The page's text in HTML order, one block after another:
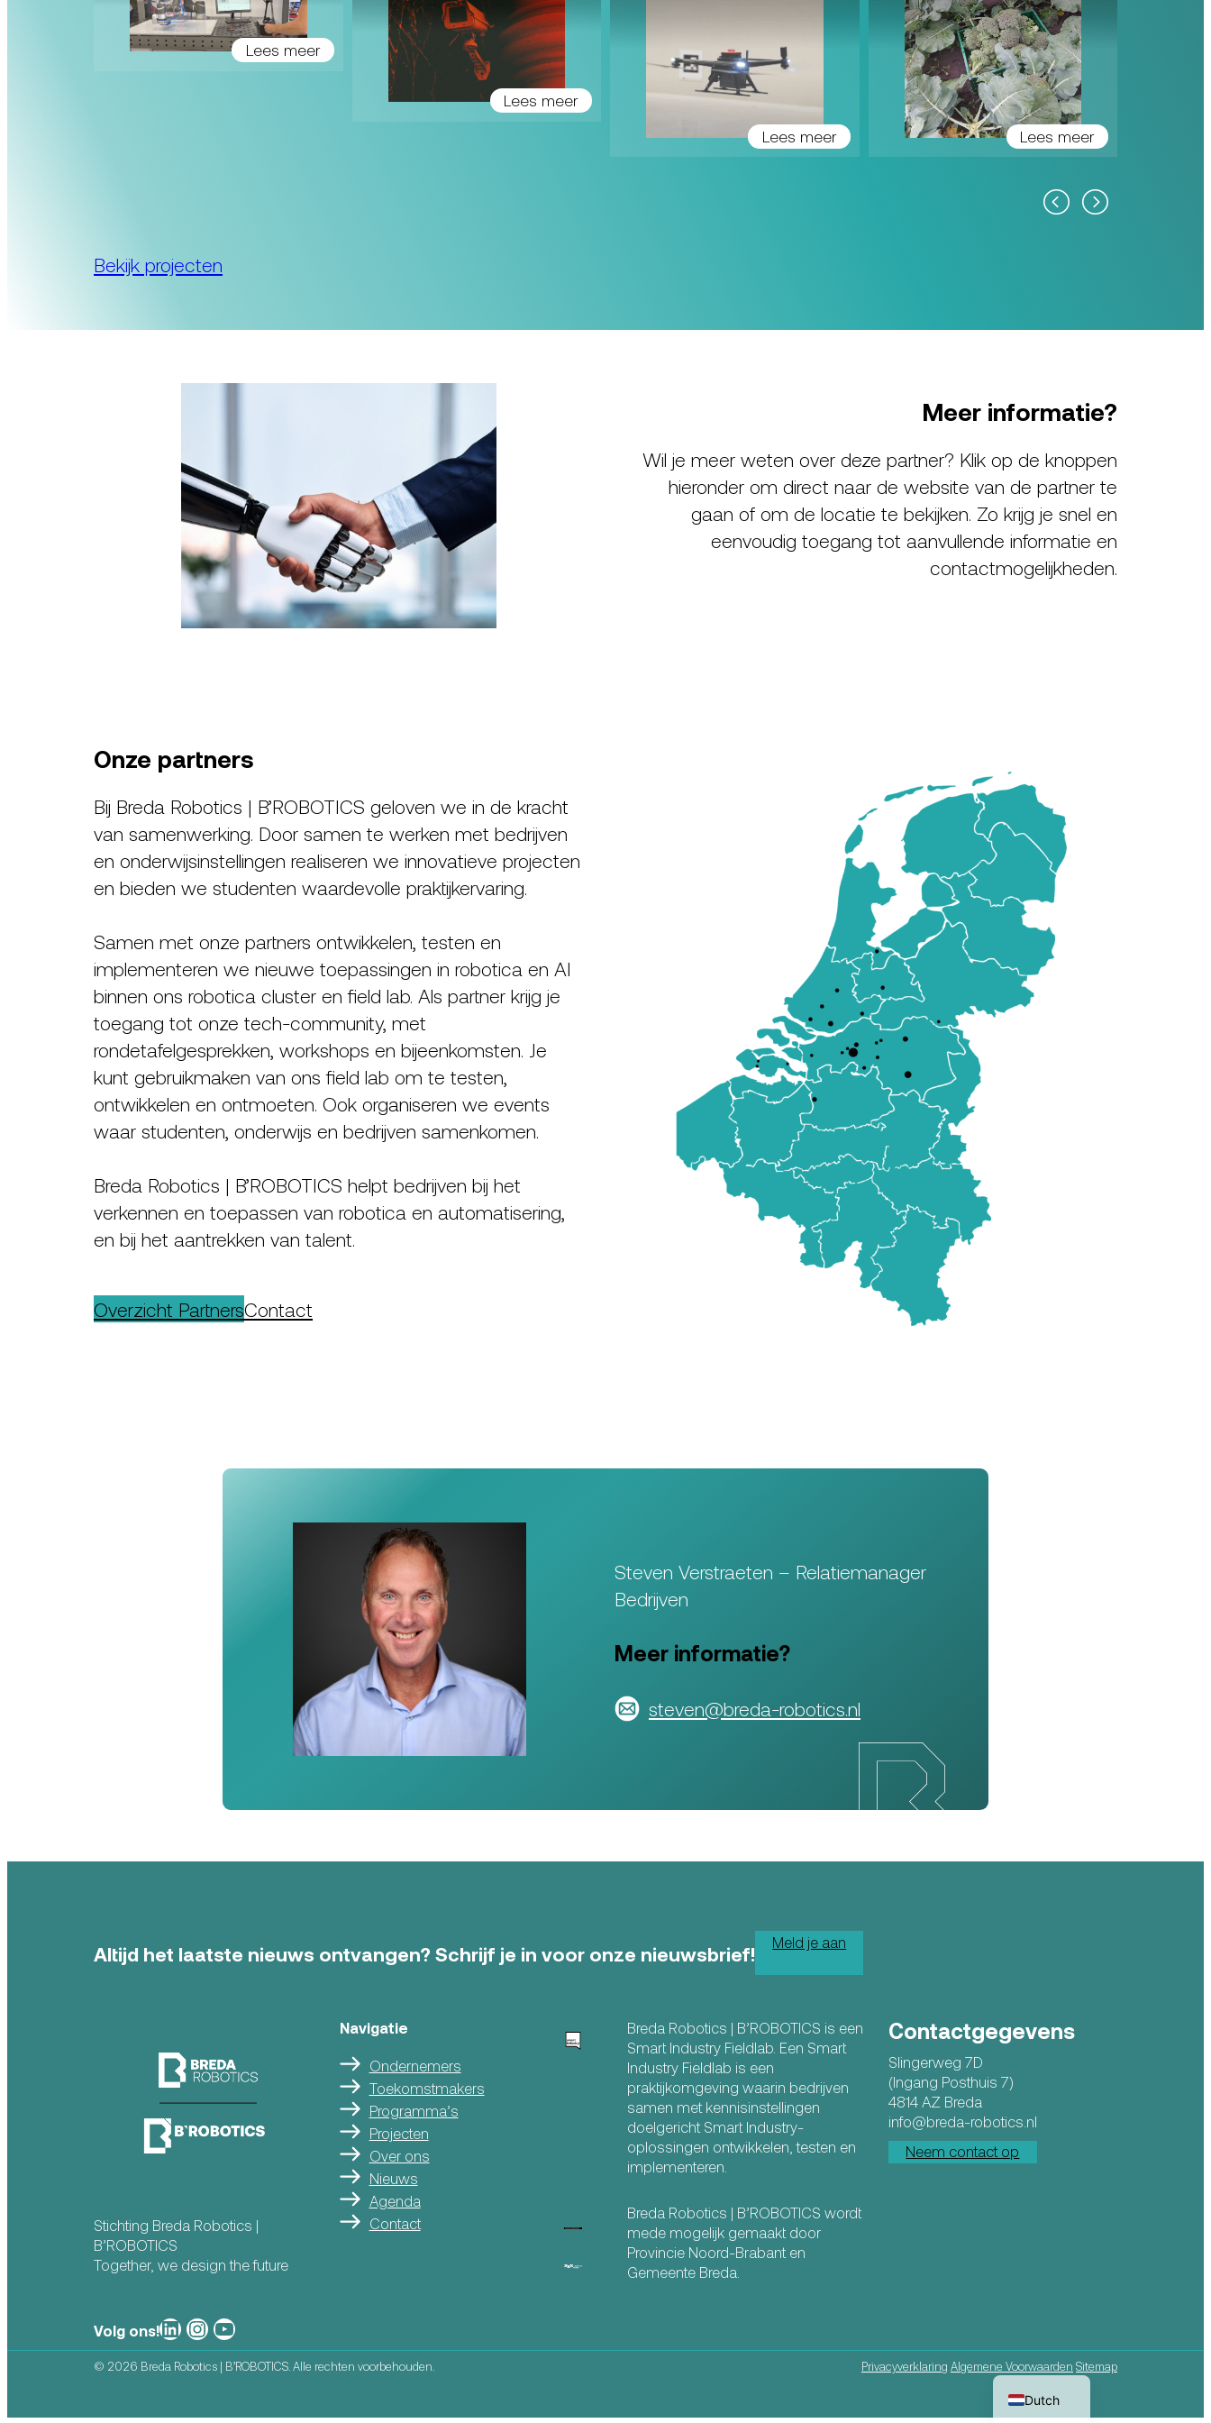
Lees meer
Lees meer
Lees meer Lees meer
Bekijk projecten
Meer informatie?
Wil je meer weten over deze partner? Klik op de knoppen
hieronder om direct naar de website van de partner te
gaan of om de locatie te bekijken. Zo krijg je snel en
eenvoudig toegang tot aanvullende informatie en
contactmogelijkheden.
Onze partners
Bij Breda Robotics | B’ROBOTICS geloven we in de kracht
van samenwerking. Door samen te werken met bedrijven
en onderwijsinstellingen realiseren we innovatieve projecten
en bieden we studenten waardevolle praktijkervaring.
Samen met onze partners ontwikkelen, testen en
implementeren we nieuwe toepassingen in robotica en AI
binnen ons robotica cluster en field lab. Als partner krijg je
toegang tot onze tech-community, met
rondetafelgesprekken, workshops en bijeenkomsten. Je
kunt gebruikmaken van ons field lab om te testen,
ontwikkelen en ontmoeten. Ook organiseren we events
waar studenten, onderwijs en bedrijven samenkomen.
Breda Robotics | B’ROBOTICS helpt bedrijven bij het
verkennen en toepassen van robotica en automatisering,
en bij het aantrekken van talent.
Overzicht PartnersContact
Steven Verstraeten – Relatiemanager
Bedrijven
Meer informatie?
steven@breda-robotics.nl
Altijd het laatste nieuws ontvangen? Schrijf je in voor onze nieuwsbrief! Meld je aan
Stichting Breda Robotics |
B’ROBOTICS
Together, we design the future
Volg ons!Breda Robotics op Breda Robotics op Instagram
Breda Robotics op
Navigatie
Ondernemers
Toekomstmakers
Programma’s
Projecten
Over ons
Nieuws
Agenda
Contact
Breda Robotics | B’ROBOTICS is een
Smart Industry Fieldlab. Een Smart
Industry Fieldlab is een
praktijkomgeving waarin bedrijven
samen met kennisinstellingen
doelgericht Smart Industry-
oplossingen ontwikkelen, testen en
implementeren.
Breda Robotics | B’ROBOTICS wordt
mede mogelijk gemaakt door
Provincie Noord-Brabant en
Gemeente Breda.
Contactgegevens
Slingerweg 7D
(Ingang Posthuis 7)
4814 AZ Breda
info@breda-robotics.nl
Neem contact op
© 2026 Breda Robotics | B’ROBOTICS. Alle rechten voorbehouden. Privacyverklaring Algemene Voorwaarden Sitemap
Dutch
English